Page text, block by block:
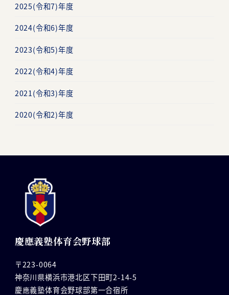
2025(令和7)年度
2024(令和6)年度
2023(令和5)年度
2022(令和4)年度
2021(令和3)年度
2020(令和2)年度
慶應義塾体育会野球部
〒223-0064
神奈川県横浜市港北区下田町2-14-5
慶應義塾体育会野球部第一合宿所